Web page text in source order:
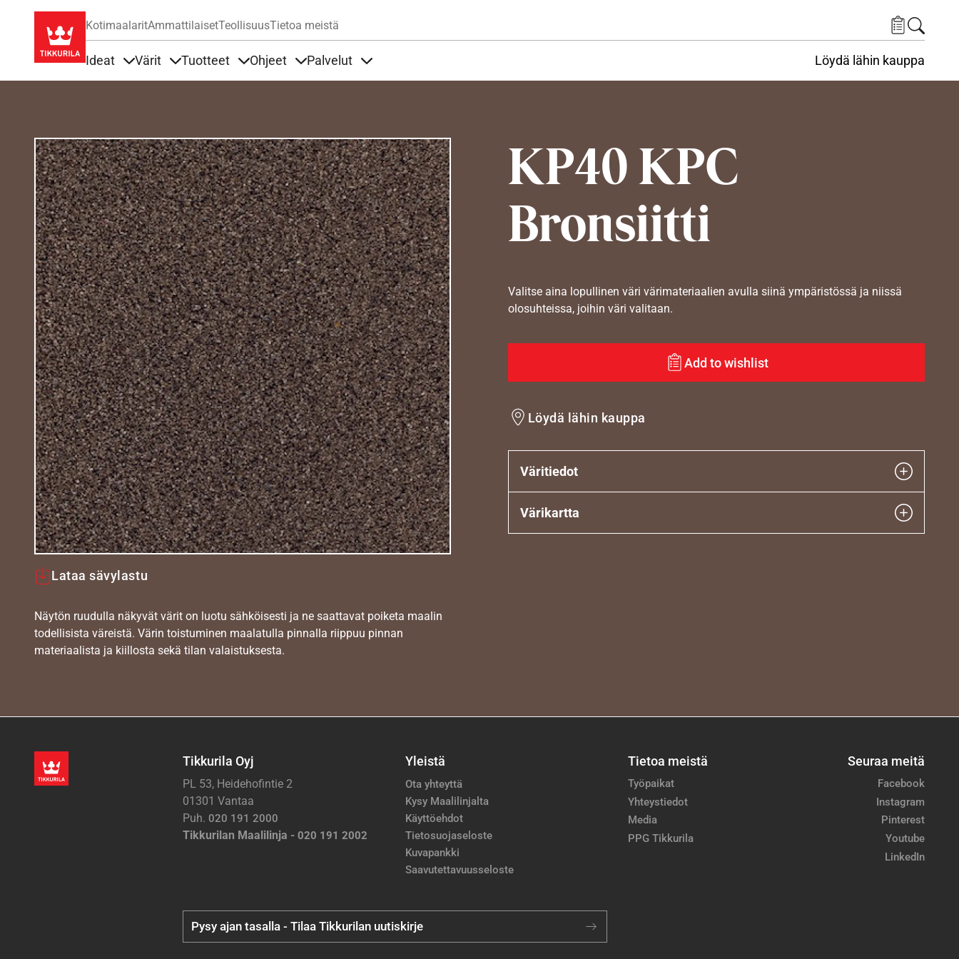
KotimaalaritAmmattilaisetTeollisuusTietoa meistä
Ideat Värit Tuotteet Ohjeet Palvelut Löydä lähin kauppa
KP40 KPC
Bronsiitti
Lataa sävylastu
Näytön ruudulla näkyvät värit on luotu sähköisesti ja ne saattavat poiketa maalin
todellisista väreistä. Värin toistuminen maalatulla pinnalla riippuu pinnan
materiaalista ja kiillosta sekä tilan valaistuksesta.
Valitse aina lopullinen väri värimateriaalien avulla siinä ympäristössä ja niissä
olosuhteissa, joihin väri valitaan.
Add to wishlist
Löydä lähin kauppa
Väritiedot
Värikartta
Tikkurila Oyj
PL 53, Heidehofintie 2
01301 Vantaa
Puh. 020 191 2000
Tikkurilan Maalilinja - 020 191 2002
Yleistä
Ota yhteyttä
Kysy Maalilinjalta
Käyttöehdot
Tietosuojaseloste
Kuvapankki
Saavutettavuusseloste
Tietoa meistä
Työpaikat
Yhteystiedot
Media
PPG Tikkurila
Seuraa meitä
Facebook
Instagram
Pinterest
Youtube
LinkedIn
Pysy ajan tasalla - Tilaa Tikkurilan uutiskirje